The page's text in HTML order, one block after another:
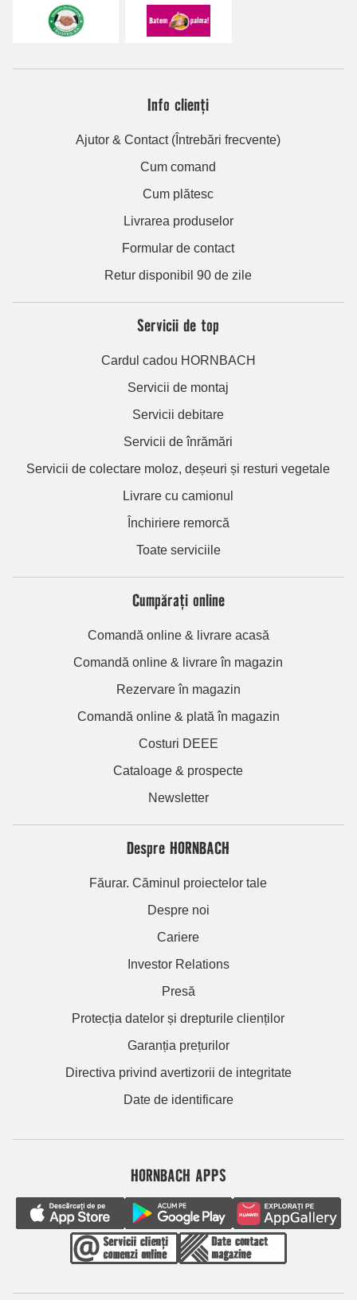
Info clienți
Ajutor & Contact (Întrebări frecvente)
Cum comand
Cum plătesc
Livrarea produselor
Formular de contact
Retur disponibil 90 de zile
Servicii de top
Cardul cadou HORNBACH
Servicii de montaj
Servicii debitare
Servicii de înrămări
Servicii de colectare moloz, deșeuri și resturi vegetale
Livrare cu camionul
Închiriere remorcă
Toate serviciile
Cumpărați online
Comandă online & livrare acasă
Comandă online & livrare în magazin
Rezervare în magazin
Comandă online & plată în magazin
Costuri DEEE
Cataloage & prospecte
Newsletter
Despre HORNBACH
Făurar. Căminul proiectelor tale
Despre noi
Cariere
Investor Relations
Presă
Protecția datelor și drepturile clienților
Garanția prețurilor
Directiva privind avertizorii de integritate
Date de identificare
HORNBACH APPS